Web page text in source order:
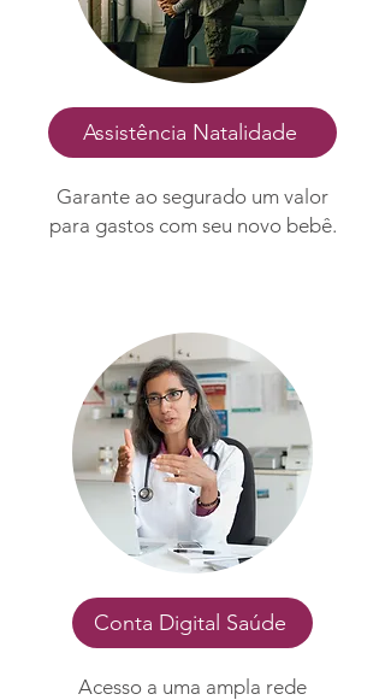
Assistência Natalidade
Garante ao segurado um valor
para gastos com seu novo bebê.
Conta Digital Saúde
Acesso a uma ampla rede